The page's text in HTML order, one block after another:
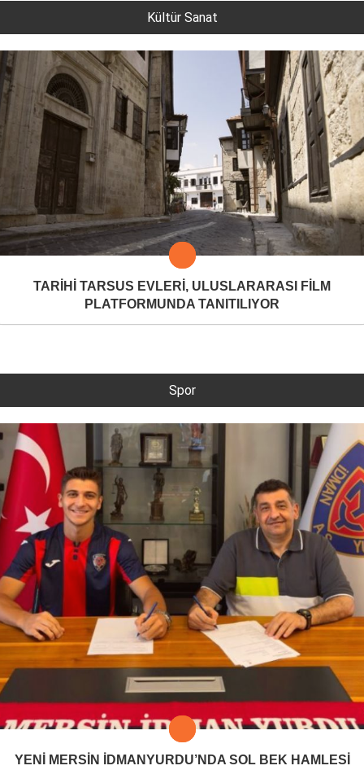
Kültür Sanat
TARİHİ TARSUS EVLERİ, ULUSLARARASI FİLM
PLATFORMUNDA TANITILIYOR
Spor
YENİ MERSİN İDMANYURDU’NDA SOL BEK HAMLESİ